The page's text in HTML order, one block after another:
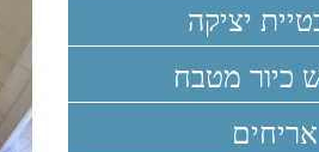
יציקה
כיור מטבח
אריחים